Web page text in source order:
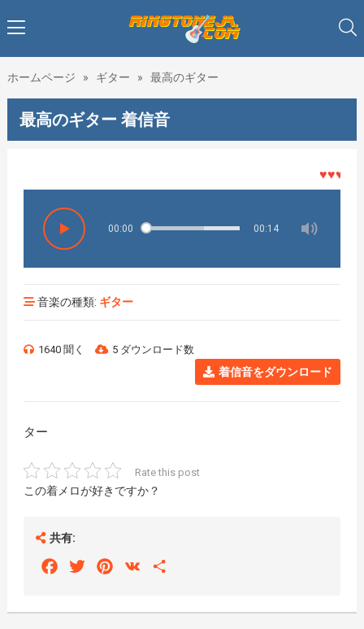
ホームページ » ギター » 最高のギター
最高のギター 着信音
♥♥♥着メ
00:00 00:14
音楽の種類: ギター
1640 聞く 5 ダウンロード数
着信音をダウンロード
ター
Rate this post
この着メロが好きですか？
共有:
FacebookTwitterPinterest
VK